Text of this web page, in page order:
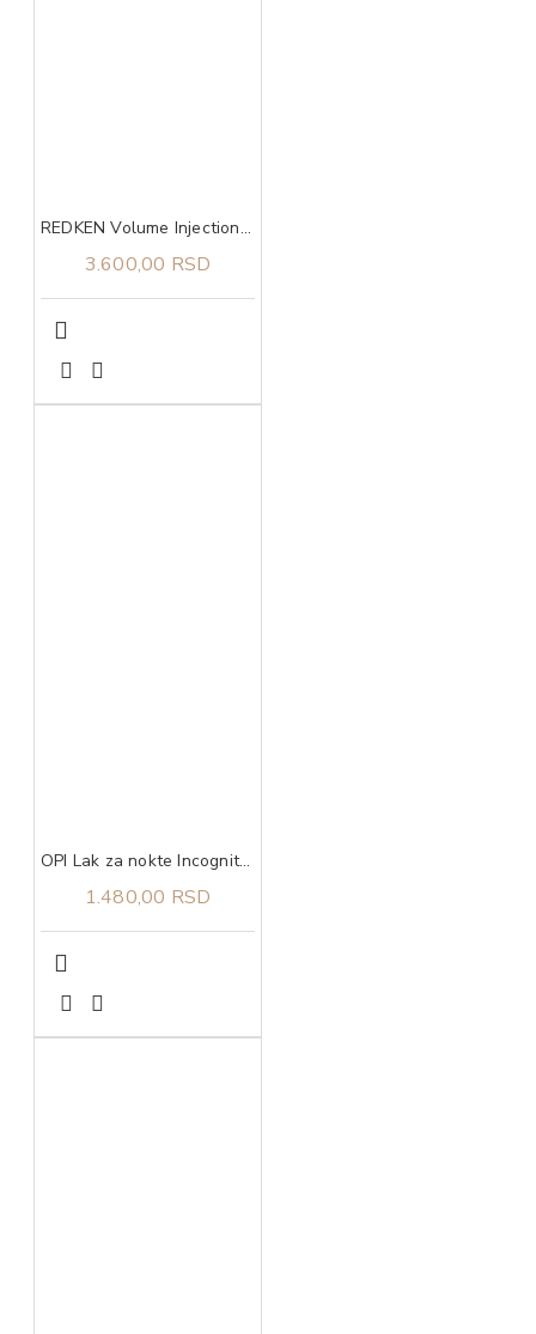
REDKEN Volume Injection šampon 300 ml
3.600,00 RSD
OPI Lak za nokte Incognito Mode
1.480,00 RSD